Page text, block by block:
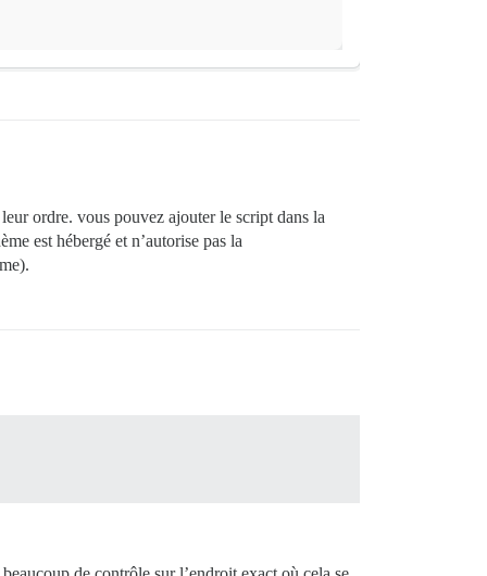
ordre. vous pouvez ajouter le script dans la
est hébergé et n’autorise pas la